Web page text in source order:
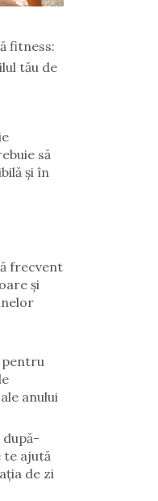
fitness:
tău de
să
și în
frecvent
și
anului
după-
te ajută
de zi